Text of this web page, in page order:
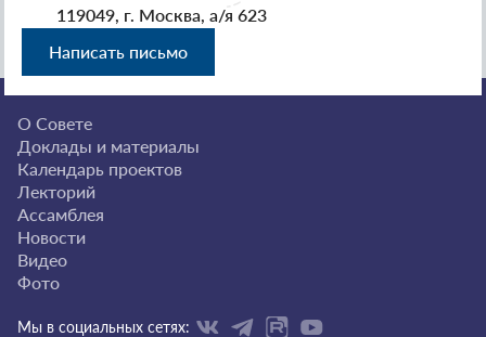
119049, г. Москва, а/я 623
Написать письмо
О Совете
Доклады и материалы
Календарь проектов
Лекторий
Ассамблея
Новости
Видео
Фото
Мы в социальных сетях: